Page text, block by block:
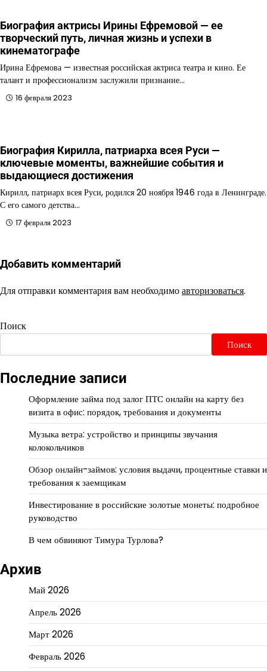
Биография актрисы Ирины Ефремовой — ее
творческий путь, личная жизнь и успехи в
кинематографе
Ирина Ефремова — известная российская актриса театра и кино. Ее
талант и профессионализм заслужили признание…
16 февраля 2023
Биография Кирилла, патриарха всея Руси —
ключевые моменты, важнейшие события и
выдающиеся достижения
Кирилл, патриарх всея Руси, родился 20 ноября 1946 года в Ленинграде.
С его самого детства…
17 февраля 2023
Добавить комментарий
Для отправки комментария вам необходимоавторизоваться.
Поиск
Поиск
Последние записи
Оформление займа под залог ПТС онлайн на карту без
визита в офис: порядок, требования и документы
Музыка ветра: устройство и принципы звучания
колокольчиков
Обзор онлайн-займов: условия выдачи, процентные ставки и
требования к заемщикам
Инвестирование в российские золотые монеты: подробное
руководство
В чем обвиняют Тимура Турлова?
Архив
Май 2026
Апрель 2026
Март 2026
Февраль 2026